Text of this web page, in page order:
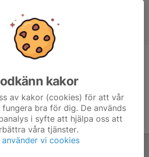
kakor
av kakor (cookies) för att vår
bra för dig. De används
i syfte att hjälpa oss att
våra tjänster.
använder vi cookies